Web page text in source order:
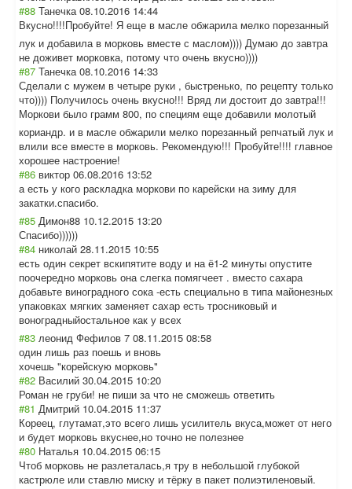
#88 Танечка 08.10.2016 14:44
Вкусно!!!!Пробуйте! Я еще в масле обжарила мелко порезанный
лук и добавила в морковь вместе с маслом)))) Думаю до завтра
не доживет морковка, потому что очень вкусно))))
#87 Танечка 08.10.2016 14:33
Сделали с мужем в четыре руки , быстренько, по рецепту только
что)))) Получилось очень вкусно!!! Вряд ли достоит до завтра!!!
Моркови было грамм 800, по специям еще добавили молотый
кориандр. и в масле обжарили мелко порезанный репчатый лук и
влили все вместе в морковь. Рекомендую!!! Пробуйте!!!! главное
хорошее настроение!
#86 виктор 06.08.2016 13:52
а есть у кого раскладка моркови по карейски на зиму для
закатки.спасибо.
#85 Димон88 10.12.2015 13:20
Спасибо))))))
#84 николай 28.11.2015 10:55
есть один секрет вскипятите воду и на ё1-2 минуты опустите
поочередно морковь она слегка помягчеет . вместо сахара
добавьте виноградного сока -есть специально в типа майонезных
упаковках мягких заменяет сахар есть тросниковый и
воноградныйостальное как у всех
#83 леонид Фефилов 7 08.11.2015 08:58
один лишь раз поешь и вновь
хочешь "корейскую морковь"
#82 Василий 30.04.2015 10:20
Роман не груби! не пиши за что не сможешь ответить
#81 Дмитрий 10.04.2015 11:37
Кореец, глутамат,это всего лишь усилитель вкуса,может от него
и будет морковь вкуснее,но точно не полезнее
#80 Наталья 10.04.2015 06:15
Чтоб морковь не разлеталась,я тру в небольшой глубокой
кастрюле или ставлю миску и тёрку в пакет полиэтиленовый.